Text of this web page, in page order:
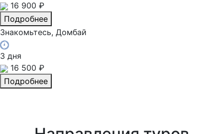
16 900 ₽
Подробнее
Знакомьтесь, Домбай
3 дня
16 500 ₽
Подробнее